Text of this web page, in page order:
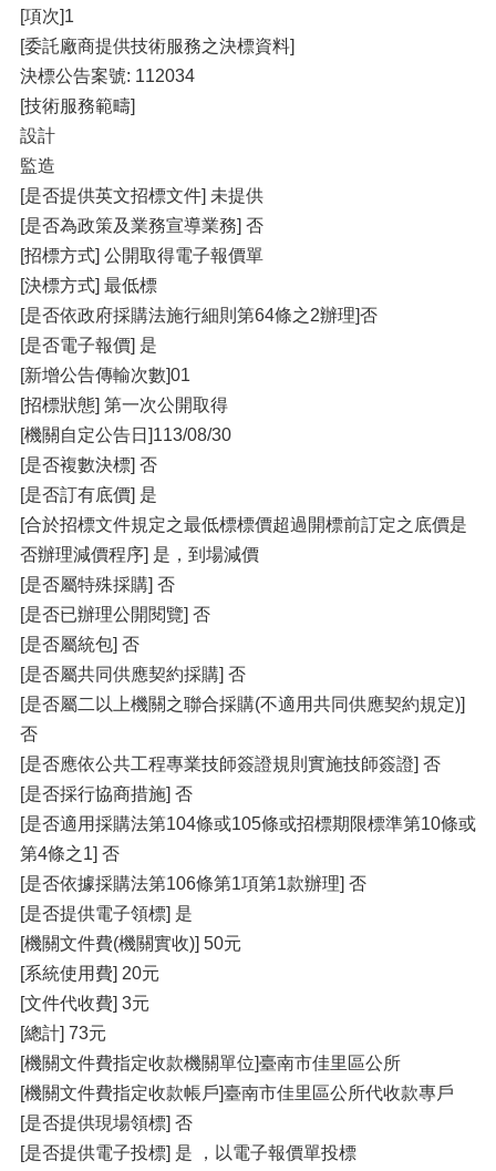
[項次]1
[委託廠商提供技術服務之決標資料]
決標公告案號: 112034
[技術服務範疇]
設計
監造
[是否提供英文招標文件] 未提供
[是否為政策及業務宣導業務] 否
[招標方式] 公開取得電子報價單
[決標方式] 最低標
[是否依政府採購法施行細則第64條之2辦理]否
[是否電子報價] 是
[新增公告傳輸次數]01
[招標狀態] 第一次公開取得
[機關自定公告日]113/08/30
[是否複數決標] 否
[是否訂有底價] 是
[合於招標文件規定之最低標標價超過開標前訂定之底價是
否辦理減價程序] 是，到場減價
[是否屬特殊採購] 否
[是否已辦理公開閱覽] 否
[是否屬統包] 否
[是否屬共同供應契約採購] 否
[是否屬二以上機關之聯合採購(不適用共同供應契約規定)]
否
[是否應依公共工程專業技師簽證規則實施技師簽證] 否
[是否採行協商措施] 否
[是否適用採購法第104條或105條或招標期限標準第10條或
第4條之1] 否
[是否依據採購法第106條第1項第1款辦理] 否
[是否提供電子領標] 是
[機關文件費(機關實收)] 50元
[系統使用費] 20元
[文件代收費] 3元
[總計] 73元
[機關文件費指定收款機關單位]臺南市佳里區公所
[機關文件費指定收款帳戶]臺南市佳里區公所代收款專戶
[是否提供現場領標] 否
[是否提供電子投標] 是 ，以電子報價單投標